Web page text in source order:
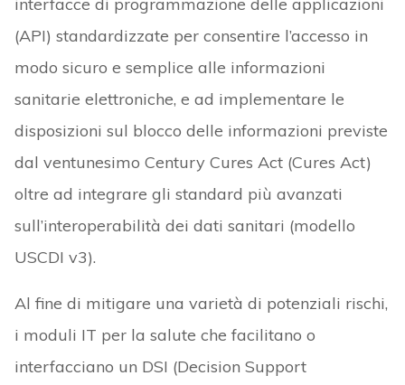
(API) standardizzate per consentire l’accesso in
modo sicuro e semplice alle informazioni
sanitarie elettroniche, e ad implementare le
disposizioni sul blocco delle informazioni previste
dal ventunesimo Century Cures Act (Cures Act)
oltre ad integrare gli standard più avanzati
sull’interoperabilità dei dati sanitari (modello
USCDI v3).
Al fine di mitigare una varietà di potenziali rischi,
i moduli IT per la salute che facilitano o
interfacciano un DSI (Decision Support